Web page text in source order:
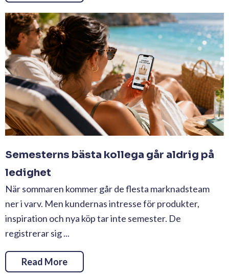
Semesterns bästa kollega går aldrig på
ledighet
När sommaren kommer går de flesta marknadsteam
ner i varv. Men kundernas intresse för produkter,
inspiration och nya köp tar inte semester. De
registrerar sig ...
Read More